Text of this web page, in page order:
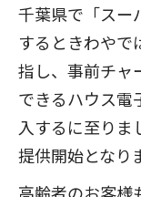
千葉県で「スー
するときわやで
指し、事前チャ
できるハウス電
入するに至りま
提供開始となり
高齢者のお客様